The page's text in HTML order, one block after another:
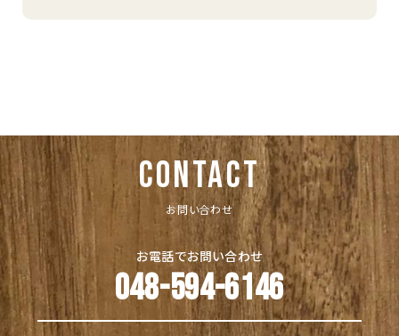
CONTACT
お問い合わせ
お電話でお問い合わせ
048-594-6146